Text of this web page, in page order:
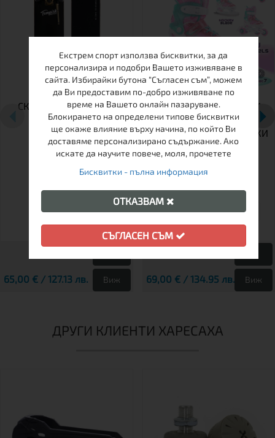
СКЕЙТБОРД TEMPISH
EMPTY
65,00 € / 127.13 лв. Виж
ДЕТСКИ РЕГУЛИРУЕМИ
КЪНКИ TEMPISH TRILO 4
В 1 GIRL – РОЛЕРИ, КЪНКИ
ЗА ЛЕД И РОЛКОВИ
КЪНКИ В ЕДНО
26-29 30-33 34-37
69,00 € / 134.95 лв. Виж
ДРУГИ КЛИЕНТИ ХАРЕСАХА
Екстрем спорт използва бисквитки, за да
персонализира и подобри Вашето изживяване в
сайта. Избирайки бутона “Съгласен съм”, можем
да Ви предоставим по-добро изживяване по
време на Вашето онлайн пазаруване.
Блокирането на определени типове бисквитки
ще окаже влияние върху начина, по който Ви
доставяме персонализирано съдържание. Ако
искате да научите повече, моля, прочетете
Бисквитки - пълна информация
ОТКАЗВАМ
СЪГЛАСЕН СЪМ